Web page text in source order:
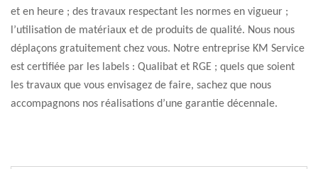
et en heure ; des travaux respectant les normes en vigueur ;
l’utilisation de matériaux et de produits de qualité. Nous nous
déplaçons gratuitement chez vous. Notre entreprise KM Service
est certifiée par les labels : Qualibat et RGE ; quels que soient
les travaux que vous envisagez de faire, sachez que nous
accompagnons nos réalisations d’une garantie décennale.